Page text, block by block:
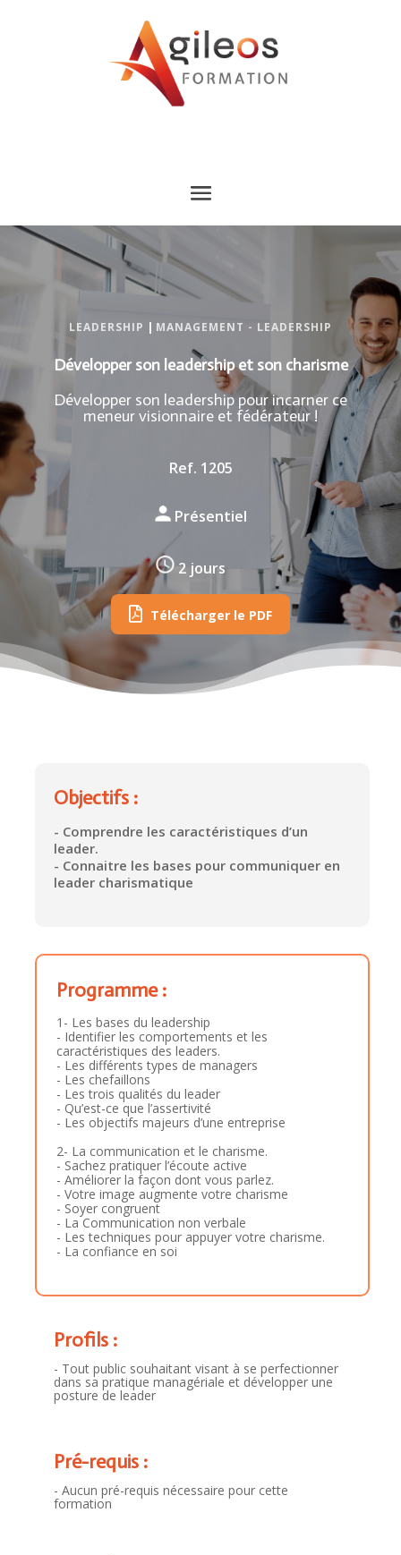
LEADERSHIP | MANAGEMENT - LEADERSHIP
Développer son leadership et son charisme
Développer son leadership pour incarner ce
meneur visionnaire et fédérateur !
Ref. 1205
Présentiel
2 jours
Télécharger le PDF
Objectifs :
- Comprendre les caractéristiques d’un
leader.
- Connaitre les bases pour communiquer en
leader charismatique
Programme :
1- Les bases du leadership
- Identifier les comportements et les
caractéristiques des leaders.
- Les différents types de managers
- Les chefaillons
- Les trois qualités du leader
- Qu’est-ce que l’assertivité
- Les objectifs majeurs d’une entreprise
2- La communication et le charisme.
- Sachez pratiquer l’écoute active
- Améliorer la façon dont vous parlez.
- Votre image augmente votre charisme
- Soyer congruent
- La Communication non verbale
- Les techniques pour appuyer votre charisme.
- La confiance en soi
Profils :
- Tout public souhaitant visant à se perfectionner
dans sa pratique managériale et développer une
posture de leader
Pré-requis :
- Aucun pré-requis nécessaire pour cette
formation